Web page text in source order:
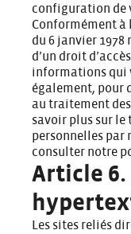
configuration de
Conformément
du 6 janvier 1978
d’un droit
informations qui
également, pour
au traitement
savoir plus sur le
personnelles par
consulter notre
Article 6.
Les sites reliés